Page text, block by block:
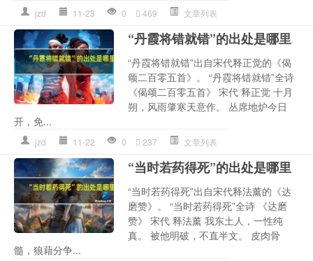
jzd 11-23 0 469 文章列表
“丹霞将错就错”的出处是哪里
“丹霞将错就错”出自宋代释正觉的《偈
颂二百零五首》。 “丹霞将错就错”全诗
《偈颂二百零五首》 宋代 释正觉 十月
朔，风雨肇寒天意作。 丛席地炉今日
开，免...
jzd 11-22 0 237 文章列表
“当时若药得死”的出处是哪里
“当时若药得死”出自宋代释法薰的《达
磨赞》。 “当时若药得死”全诗 《达磨
赞》 宋代 释法薰 我东土人，一性纯
真。 被他明破，不直半文。 皮肉骨
髓，狼藉分争...